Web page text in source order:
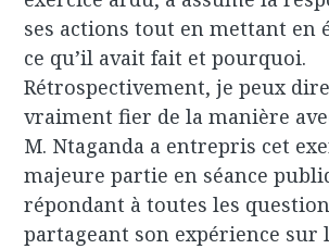
ses actions tout en mettant en
ce qu’il avait fait et pourquoi.
Rétrospectivement, je peux
vraiment fier de la manière
M. Ntaganda a entrepris cet
majeure partie en séance
répondant à toutes les
partageant son expérience sur